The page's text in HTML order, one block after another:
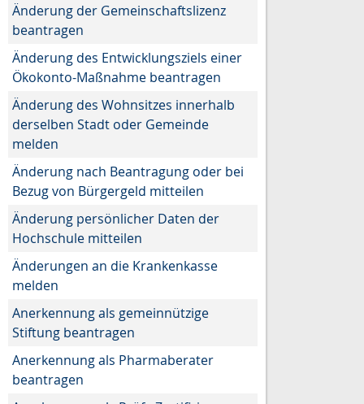
Änderung der Gemeinschaftslizenz
beantragen
Änderung des Entwicklungsziels einer
Ökokonto-Maßnahme beantragen
Änderung des Wohnsitzes innerhalb
derselben Stadt oder Gemeinde
melden
Änderung nach Beantragung oder bei
Bezug von Bürgergeld mitteilen
Änderung persönlicher Daten der
Hochschule mitteilen
Änderungen an die Krankenkasse
melden
Anerkennung als gemeinnützige
Stiftung beantragen
Anerkennung als Pharmaberater
beantragen